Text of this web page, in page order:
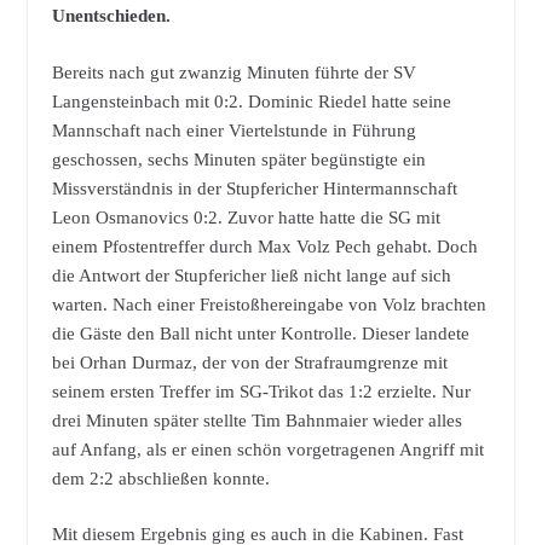
Unentschieden.
Bereits nach gut zwanzig Minuten führte der SV
Langensteinbach mit 0:2. Dominic Riedel hatte seine
Mannschaft nach einer Viertelstunde in Führung
geschossen, sechs Minuten später begünstigte ein
Missverständnis in der Stupfericher Hintermannschaft
Leon Osmanovics 0:2. Zuvor hatte hatte die SG mit
einem Pfostentreffer durch Max Volz Pech gehabt. Doch
die Antwort der Stupfericher ließ nicht lange auf sich
warten. Nach einer Freistoßhereingabe von Volz brachten
die Gäste den Ball nicht unter Kontrolle. Dieser landete
bei Orhan Durmaz, der von der Strafraumgrenze mit
seinem ersten Treffer im SG-Trikot das 1:2 erzielte. Nur
drei Minuten später stellte Tim Bahnmaier wieder alles
auf Anfang, als er einen schön vorgetragenen Angriff mit
dem 2:2 abschließen konnte.
Mit diesem Ergebnis ging es auch in die Kabinen. Fast